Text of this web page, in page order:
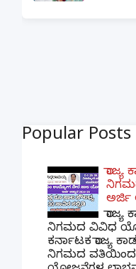
Popular Posts
ರಾಜ್ಯ
ಅರ್ಜಿ
ರಾಜ್ಯ
ನಿಗಮದ ವಿವಿಧ
ಕರ್ನಾಟಕ ರಾಜ್ಯ
ನಿಗಮದ ವತಿಯಿಂದ